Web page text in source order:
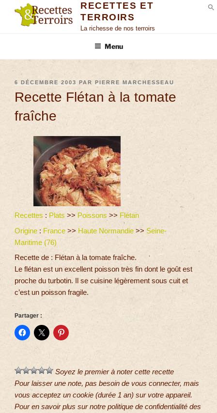
RECETTES ET
TERROIRS
La richesse de nos terroirs
Menu
6 DÉCEMBRE 2003 PAR PIERRE MARCHESSEAU
Recette Flétan à la tomate
fraîche
Recettes : Plats >> Poissons >> Flétan
Origine : France >> Haute Normandie >> Seine-
Maritime (76)
Recette de : Flétan à la tomate fraîche.
Le flétan est un excellent poisson très fin dont le goût est
proche du turbotin. Il se cuisine légèrement sous cuit et
c’est un poisson fragile.
Partager :
Soyez le premier à noter cette recette
Pour laisser une note, pas besoin de vous connecter, mais
vous acceptez un cookie (durée 1 an) sur votre appareil.
Pour en savoir plus sur notre politique de confidentialité des